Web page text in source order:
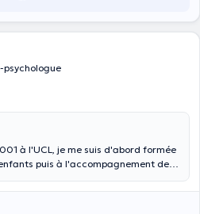
psychologue
à l'UCL, je me suis d'abord formée
puis à l'accompagnement des
ceux qui l'entourent et l'aident à